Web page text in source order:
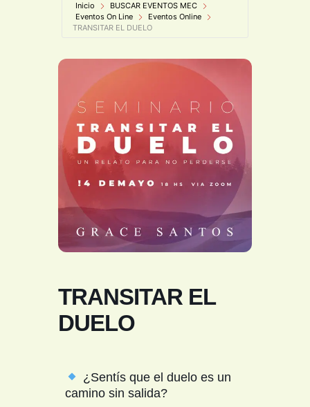
Inicio
BUSCAR EVENTOS MEC
Eventos On Line
Eventos Online
TRANSITAR EL DUELO
TRANSITAR EL
DUELO
¿Sentís que el duelo es un
camino sin salida?